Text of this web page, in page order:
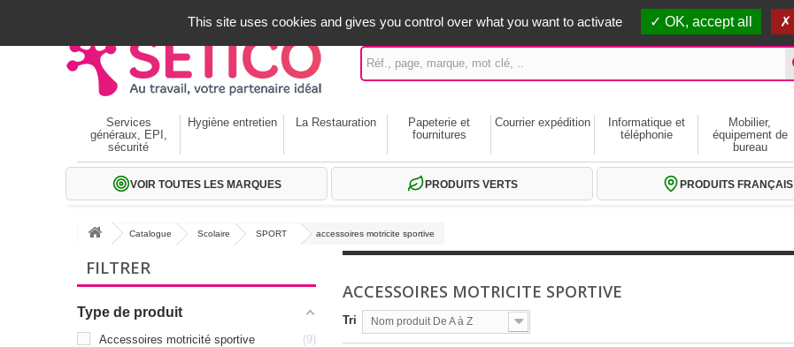
Services
généraux, EPI,
sécurité
Hygiène entretien La Restauration
Papeterie et
fournitures
Courrier expédition
Informatique et
téléphonie
Mobilier,
équipement de
bureau
VOIR TOUTES LES MARQUES PRODUITS VERTS PRODUITS FRANÇAIS
Catalogue Scolaire SPORT accessoires motricite sportive
FILTRER
Type de produit
Accessoires motricité sportive 9
ACCESSOIRES MOTRICITE SPORTIVE
Tri Nom produit De A à Z
This site uses cookies and gives you control over what you want to activate OK, accept all